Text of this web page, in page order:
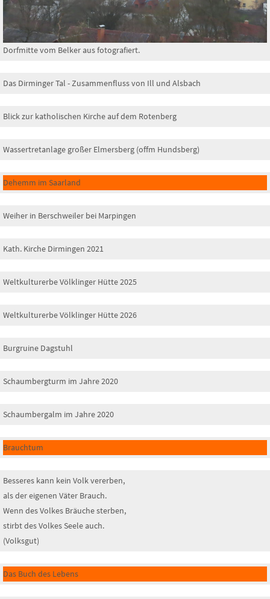
Dorfmitte vom Belker aus fotografiert.
Das Dirminger Tal - Zusammenfluss von Ill und Alsbach
Blick zur katholischen Kirche auf dem Rotenberg
Wassertretanlage großer Elmersberg (offm Hundsberg)
Dehemm im Saarland
Weiher in Berschweiler bei Marpingen
Kath. Kirche Dirmingen 2021
Weltkulturerbe Völklinger Hütte 2025
Weltkulturerbe Völklinger Hütte 2026
Burgruine Dagstuhl
Schaumbergturm im Jahre 2020
Schaumbergalm im Jahre 2020
Brauchtum
Besseres kann kein Volk vererben,
als der eigenen Väter Brauch.
Wenn des Volkes Bräuche sterben,
stirbt des Volkes Seele auch.
(Volksgut)
Das Buch des Lebens